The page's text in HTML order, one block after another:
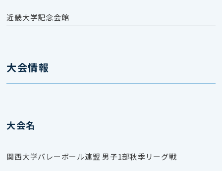
近畿大学記念会館
大会情報
大会名
関西大学バレーボール連盟 男子1部秋季リーグ戦